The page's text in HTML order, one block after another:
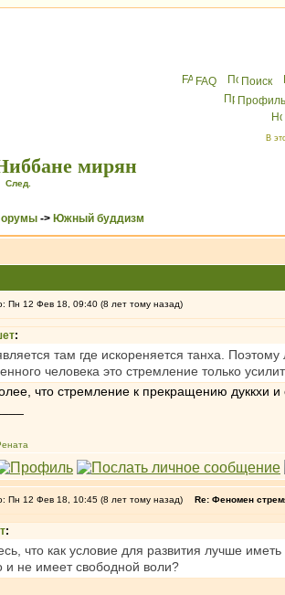
FAQ Поиск
Профиль
В
мирян
След.
-> Южный буддизм
Пн 12 Фев 18, 09:40 (8 лет тому назад)
:
там где искореняется танха.
человека это стремление только
что стремление к прекращению дуккхи и
Пн 12 Фев 18, 10:45 (8 лет тому назад) Re: Феномен
:
что как условие для развития лучше
и не имеет свободной воли?